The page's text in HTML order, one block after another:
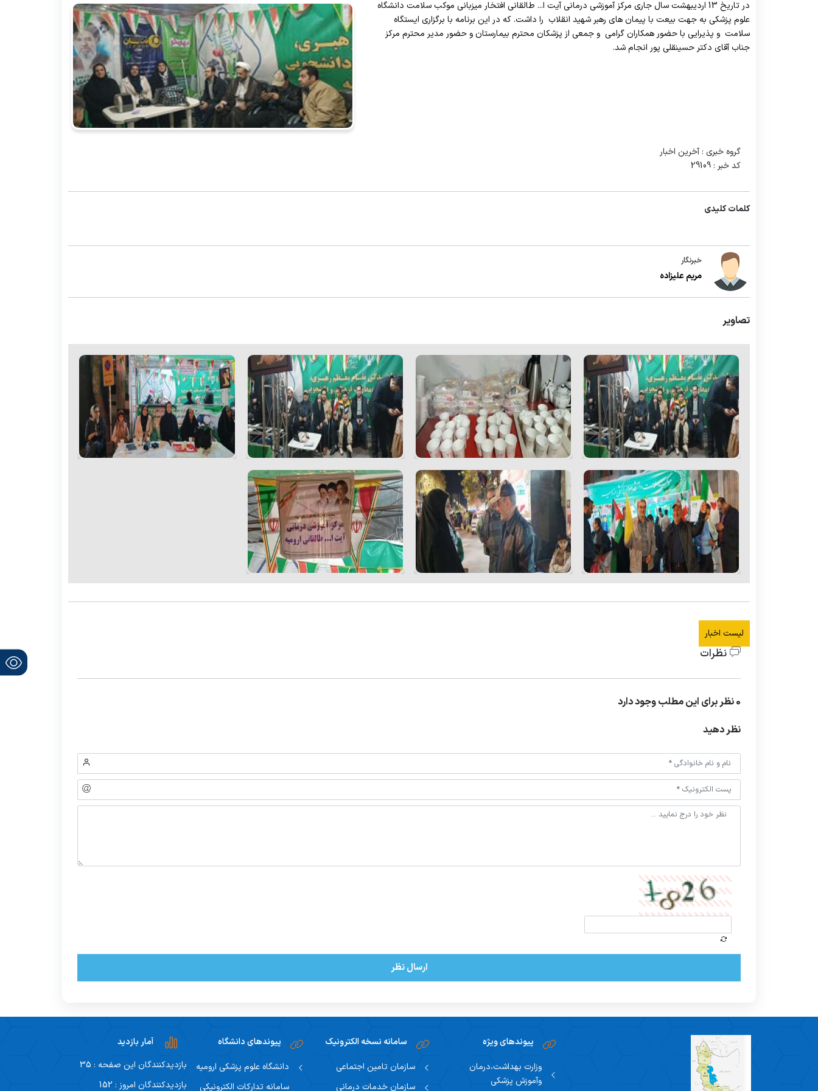
سیستم پیشنهادی همکارانرئیس امور اداری
در تاریخ 13 اردیبهشت سال جاری مرکز آموزشی درمانی آیت ا... طالقانی افتخار میزبانی موکب سلامت دانشگاه
علوم پزشکی به جهت بیعت با پیمان های رهبر شهید انقلاب را داشت. که در این برنامه با برگزاری ایستگاه
سلامت و پذیرایی با حضور همکاران گرامی و جمعی از پزشکان محترم بیمارستان و حضور مدیر محترم مرکز
جناب آقای دکتر حسینقلی پور انجام شد.
گروه خبری : آخرین اخبار
کد خبر : 29109
کلمات کلیدی
خبرنگار
مریم علیزاده
تصاویر
لیست اخبار
نظرات
0 نظر برای این مطلب وجود دارد
نظر دهید
ارسال نظر
پیوندهای ویژه
وزارت بهداشت،درمان
وآموزش پزشکی
سامانه نسخه الکترونیک
سازمان تامین اجتماعی
سازمان خدمات درمانی
پیوندهای دانشگاه
دانشگاه علوم پزشکی ارومیه
سامانه تدارکات الکترونیکی
آمار بازدید
بازدیدکنندگان این صفحه : 35
بازدیدکنندگان امروز : 152